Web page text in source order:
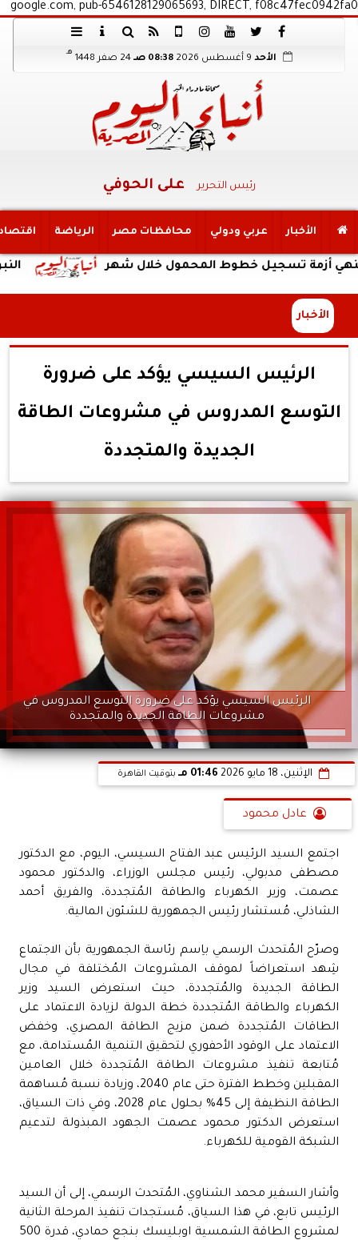
google.com, pub-6546128129065693, DIRECT, f08c47fec0942fa0
الأحد 08:38 صـ 24 صفر 1448
هـ
رئيس التحرير على الحوفي
الأخبار عربي ودولي محافظات مصر الرياضة
النبؤة تسجيل خطوط المحمول خلال شهر
الأخبار
الرئيس السيسي يؤكد على ضرورة
التوسع المدروس في مشروعات الطاقة
الجديدة والمتجددة
الرئيس السيسي يؤكد على ضرورة التوسع المدروس في
مشروعات الطاقة الجديدة والمتجددة
الإثنين، 18 مايو 2026 01:46 مـ بتوقيت القاهرة
عادل محمود
اجتمع السيد الرئيس عبد الفتاح السيسي، اليوم، مع الدكتور
مصطفى مدبولي، رئيس مجلس الوزراء، والدكتور محمود
عصمت، وزير الكهرباء والطاقة المُتجددة، والفريق أحمد
الشاذلي، مُستشار رئيس الجمهورية للشئون المالية.
وصرّح المُتحدث الرسمي باِسم رئاسة الجمهورية بأن الاجتماع
شِهد استعراضاً لموقف المشروعات المُختلفة في مجال
الطاقة الجديدة والمُتجددة، حيث استعرض السيد وزير
الكهرباء والطاقة المُتجددة خطة الدولة لزيادة الاعتماد على
الطاقات المُتجددة ضمن مزيج الطاقة المصري، وخفض
الاعتماد على الوقود الأحفوري لتحقيق التنمية المُستدامة، مع
مُتابعة تنفيذ مشروعات الطاقة المُتجددة خلال العامين
المقبلين وخطط الفترة حتى عام 2040، وزيادة نسبة مُساهمة
الطاقة النظيفة إلى 45% بحلول عام 2028، وفي ذات السياق،
استعرض الدكتور محمود عصمت الجهود المبذولة لتدعيم
الشبكة القومية للكهرباء.
وأشار السفير محمد الشناوي، المُتحدث الرسمي، إلى أن السيد
الرئيس تابع، في هذا السياق، مُستجدات تنفيذ المرحلة الثانية
لمشروع الطاقة الشمسية اوبليسك بنجع حمادي، قدرة 500